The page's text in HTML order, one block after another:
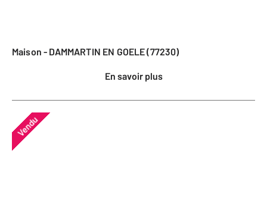
Maison - DAMMARTIN EN GOELE (77230)
En savoir plus
Vendu